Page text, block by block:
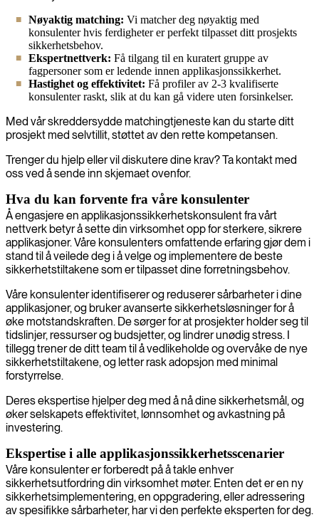
Nøyaktig matching: Vi matcher deg nøyaktig med
konsulenter hvis ferdigheter er perfekt tilpasset ditt prosjekts
sikkerhetsbehov.
Ekspertnettverk: Få tilgang til en kuratert gruppe av
fagpersoner som er ledende innen applikasjonssikkerhet.
Hastighet og effektivitet: Få profiler av 2-3 kvalifiserte
konsulenter raskt, slik at du kan gå videre uten forsinkelser.
Med vår skreddersydde matchingtjeneste kan du starte ditt
prosjekt med selvtillit, støttet av den rette kompetansen.
Trenger du hjelp eller vil diskutere dine krav? Ta kontakt med
oss ved å sende inn skjemaet ovenfor.
Hva du kan forvente fra våre konsulenter
Å engasjere en applikasjonssikkerhetskonsulent fra vårt
nettverk betyr å sette din virksomhet opp for sterkere, sikrere
applikasjoner. Våre konsulenters omfattende erfaring gjør dem i
stand til å veilede deg i å velge og implementere de beste
sikkerhetstiltakene som er tilpasset dine forretningsbehov.
Våre konsulenter identifiserer og reduserer sårbarheter i dine
applikasjoner, og bruker avanserte sikkerhetsløsninger for å
øke motstandskraften. De sørger for at prosjekter holder seg til
tidslinjer, ressurser og budsjetter, og lindrer unødig stress. I
tillegg trener de ditt team til å vedlikeholde og overvåke de nye
sikkerhetstiltakene, og letter rask adopsjon med minimal
forstyrrelse.
Deres ekspertise hjelper deg med å nå dine sikkerhetsmål, og
øker selskapets effektivitet, lønnsomhet og avkastning på
investering.
Ekspertise i alle applikasjonssikkerhetsscenarier
Våre konsulenter er forberedt på å takle enhver
sikkerhetsutfordring din virksomhet møter. Enten det er en ny
sikkerhetsimplementering, en oppgradering, eller adressering
av spesifikke sårbarheter, har vi den perfekte eksperten for deg.